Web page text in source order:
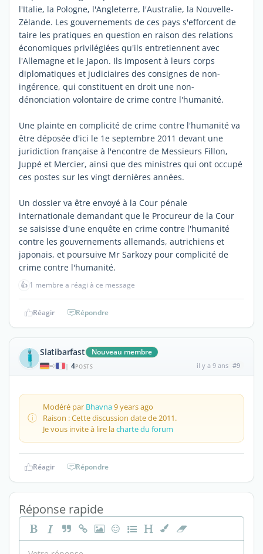
l'Italie, la Pologne, l'Angleterre, l'Australie, la Nouvelle-
Zélande. Les gouvernements de ces pays s'efforcent de
taire les pratiques en question en raison des relations
économiques privilégiées qu'ils entretiennent avec
l'Allemagne et le Japon. Ils imposent à leurs corps
diplomatiques et judiciaires des consignes de non-
ingérence, qui constituent en droit une non-
dénonciation volontaire de crime contre l'humanité.
Une plainte en complicité de crime contre l'humanité va
être déposée d'ici le 1e septembre 2011 devant une
juridiction française à l'encontre de Messieurs Fillon,
Juppé et Mercier, ainsi que des ministres qui ont occupé
ces postes sur les vingt dernières années.
Un dossier va être envoyé à la Cour pénale
internationale demandant que le Procureur de la Cour
se saisisse d'une enquête en crime contre l'humanité
contre les gouvernements allemands, autrichiens et
japonais, et poursuive Mr Sarkozy pour complicité de
crime contre l'humanité.
👍 1 membre a réagi à ce message
Réagir Répondre
Slatibarfast Nouveau membre
| 4POSTS il y a 9 ans #9
Modéré par Bhavna9 years ago
Raison : Cette discussion date de 2011.
Je vous invite à lire lacharte du forum
Réagir Répondre
Réponse rapide